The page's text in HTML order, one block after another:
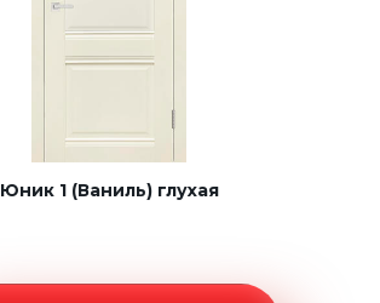
Юник 1 (Ваниль) глухая